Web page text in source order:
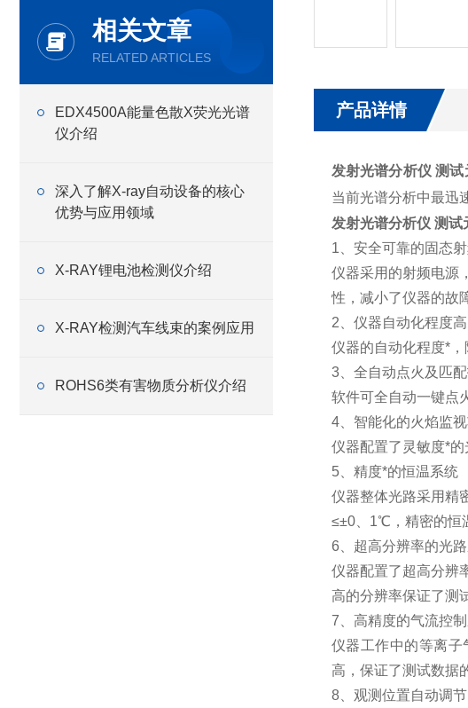
相关文章
RELATED ARTICLES
EDX4500A能量色散X荧光光谱
仪介绍
深入了解X-ray自动设备的核心
优势与应用领域
X-RAY锂电池检测仪介绍
X-RAY检测汽车线束的案例应用
ROHS6类有害物质分析仪介绍
产品详情
发射光谱分析仪 测
当前光谱分析中最迅
发射光谱分析仪 测试
1、安全可靠的固态
仪器采用的射频电源
性，减小了仪器的故
2、仪器自动化程度高
仪器的自动化程度*
3、全自动点火及匹
软件可全自动一键点
4、智能化的火焰监
仪器配置了灵敏度*
5、精度*的恒温系统
仪器整体光路采用精
≤±0、1℃，精密的恒
6、超高分辨率的光
仪器配置了超高分辨
高的分辨率保证了测
7、高精度的气流控
仪器工作中的等离
高，保证了测试数据
8、观测位置自动调节